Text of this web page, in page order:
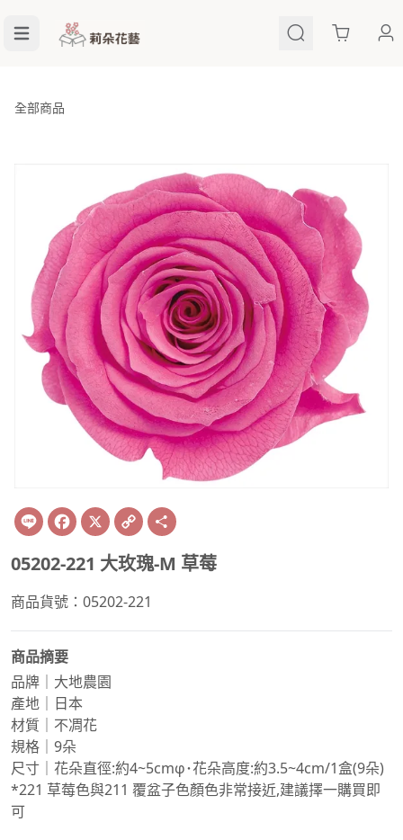
Cart
全部商品
Line Facebook
X Copy
Link
05202-221 大玫瑰-M 草莓
商品貨號：05202-221
商品摘要
品牌｜大地農園
產地｜日本
材質｜不凋花
規格｜9朵
尺寸｜花朵直徑:約4~5cmφ･花朵高度:約3.5~4cm/1盒(9朵)
*221 草莓色與211 覆盆子色顏色非常接近,建議擇一購買即
可